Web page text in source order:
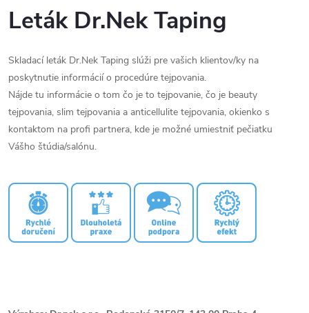
Leták Dr.Nek Taping
Skladací leták Dr.Nek Taping slúži pre vašich klientov/ky na
poskytnutie informácií o procedúre tejpovania.
Nájde tu informácie o tom čo je to tejpovanie, čo je beauty
tejpovania, slim tejpovania a anticellulite tejpovania, okienko s
kontaktom na profi partnera, kde je možné umiestniť pečiatku
Vášho štúdia/salónu.